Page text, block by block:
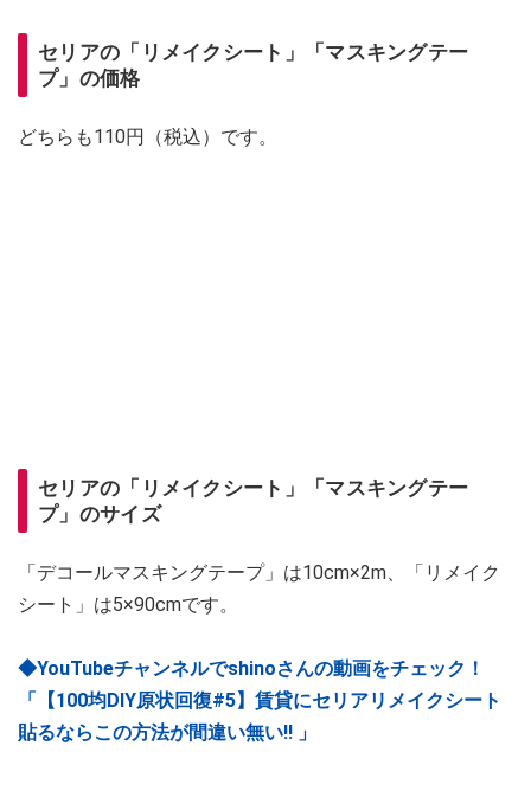
セリアの「リメイクシート」「マスキングテー
プ」の価格
どちらも110円（税込）です。
セリアの「リメイクシート」「マスキングテー
プ」のサイズ
「デコールマスキングテープ」は10cm×2m、「リメイク
シート」は5×90cmです。
◆YouTubeチャンネルでshinoさんの動画をチェック！
「【100均DIY原状回復#5】賃貸にセリアリメイクシート
貼るならこの方法が間違い無い‼︎ 」